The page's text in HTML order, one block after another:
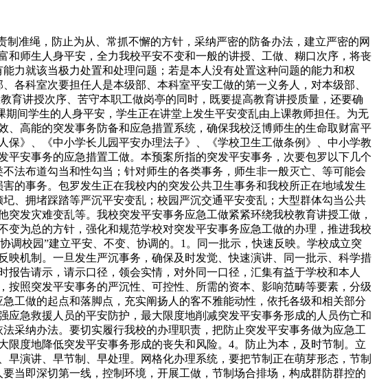
准绳，防止为从、常抓不懈的方针，采纳严密的防备办法，建立严密的网
师生人身平安，全力我校平安不变和一般的讲授、工做、糊口次序，将丧
力就该当极力处置和处理问题；若是本人没有处置这种问题的能力和权
各科室次要担任人是本级部、本科室平安工做的第一义务人，对本级部、
育讲授次序、苦守本职工做岗亭的同时，既要提高教育讲授质量，还要确
间学生的人身平安，学生正在讲堂上发生平安变乱由上课教师担任。为无
高能的突发事务防备和应急措置系统，确保我校泛博师生的生命取财富平
》、《中小学长儿园平安办理法子》、《学校卫生工做条例》、中小学教
安事务的应急措置工做。本预案所指的突发平安事务，次要包罗以下几个
法布道勾当和性勾当；针对师生的各类事务，师生非一般灭亡、等可能会
的事务。包罗发生正在我校内的突发公共卫生事务和我校所正在地域发生
、拥堵踩踏等严沉平安变乱；校园严沉交通平安变乱；大型群体勾当公共
发灾难变乱等。我校突发平安事务应急工做紧紧环绕我校教育讲授工做，
为总的方针，强化和规范学校对突发平安事务应急工做的办理，推进我校
调校园”建立平安、不变、协调的。1。同一批示，快速反映。学校成立突
机制。一旦发生严沉事务，确保及时发觉、快速演讲、同一批示、科学措
告请示，请示口径，领会实情，对外同一口径，汇集有益于学校和本人
照突发平安事务的严沉性、可控性、所需的资本、影响范畴等要素，分级
工做的起点和落脚点，充实阐扬人的客不雅能动性，依托各级和相关部分
急救援人员的平安防护，最大限度地削减突发平安事务形成的人员伤亡和
采纳办法。要切实履行我校的办理职责，把防止突发平安事务做为应急工
度地降低突发平安事务形成的丧失和风险。4。防止为本，及时节制。立
演讲、早节制、早处理。网格化办理系统，要把节制正在萌芽形态，节制
当即深切第一线，控制环境，开展工做，节制场合排场，构成群防群控的